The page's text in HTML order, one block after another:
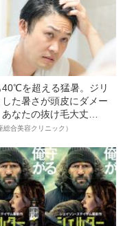
40℃を超える猛暑。ジリ
した暑さが頭皮にダメー
あなたの抜け毛大丈
総合美容クリニック）